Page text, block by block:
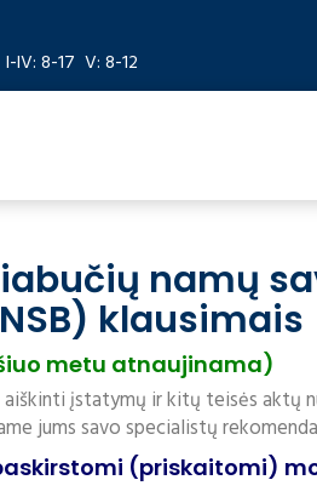
I-IV: 8-17 V: 8-12
namų
klausimais
metu atnaujinama)
įstatymų ir kitų teisės aktų
jums savo specialistų
(priskaitomi)